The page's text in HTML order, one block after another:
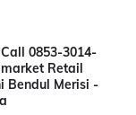
Call 0853-3014-
Retail
Bendul Merisi -